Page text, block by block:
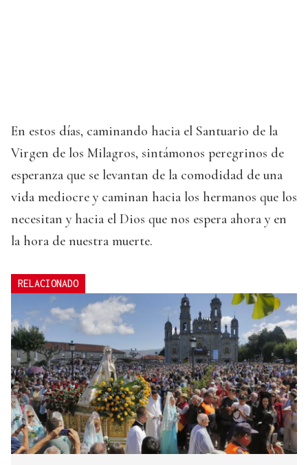
En estos días, caminando hacia el Santuario de la
Virgen de los Milagros, sintámonos peregrinos de
esperanza que se levantan de la comodidad de una
vida mediocre y caminan hacia los hermanos que los
necesitan y hacia el Dios que nos espera ahora y en
la hora de nuestra muerte.
RELACIONADO